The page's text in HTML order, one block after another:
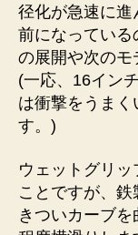
径化が急速に進
前になっている
の展開や次のモ
(一応、16イン
は衝撃をうまく
す。)
ウェットグリ
ことですが、鉄
きついカーブ